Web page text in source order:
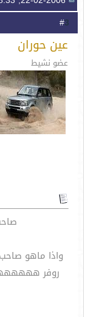
3
عين حوران
عضو نشيط
واذا ماهو
روفر